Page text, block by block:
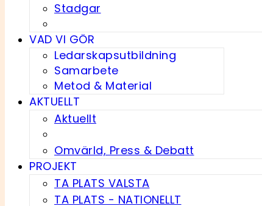
Stadgar
VAD VI GÖR
Ledarskapsutbildning
Samarbete
Metod & Material
AKTUELLT
Aktuellt
Omvärld, Press & Debatt
PROJEKT
TA PLATS VALSTA
TA PLATS - NATIONELLT